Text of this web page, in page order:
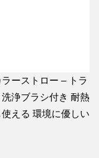
ーストロー – トラ
浄ブラシ付き 耐熱
える 環境に優しい